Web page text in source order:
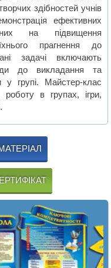
здібностей учнів
ефективних
на підвищення
прагнення до
задачі включають
до викладання та
у групі. Майстер-клас
роботу в групах, ігри,